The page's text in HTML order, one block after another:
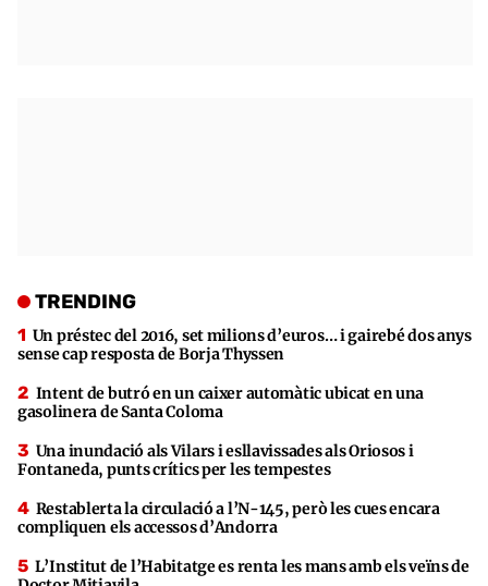
TRENDING
Un préstec del 2016, set milions d’euros… i gairebé dos anys
sense cap resposta de Borja Thyssen
Intent de butró en un caixer automàtic ubicat en una
gasolinera de Santa Coloma
Una inundació als Vilars i esllavissades als Oriosos i
Fontaneda, punts crítics per les tempestes
Restablerta la circulació a l’N-145, però les cues encara
compliquen els accessos d’Andorra
L’Institut de l’Habitatge es renta les mans amb els veïns de